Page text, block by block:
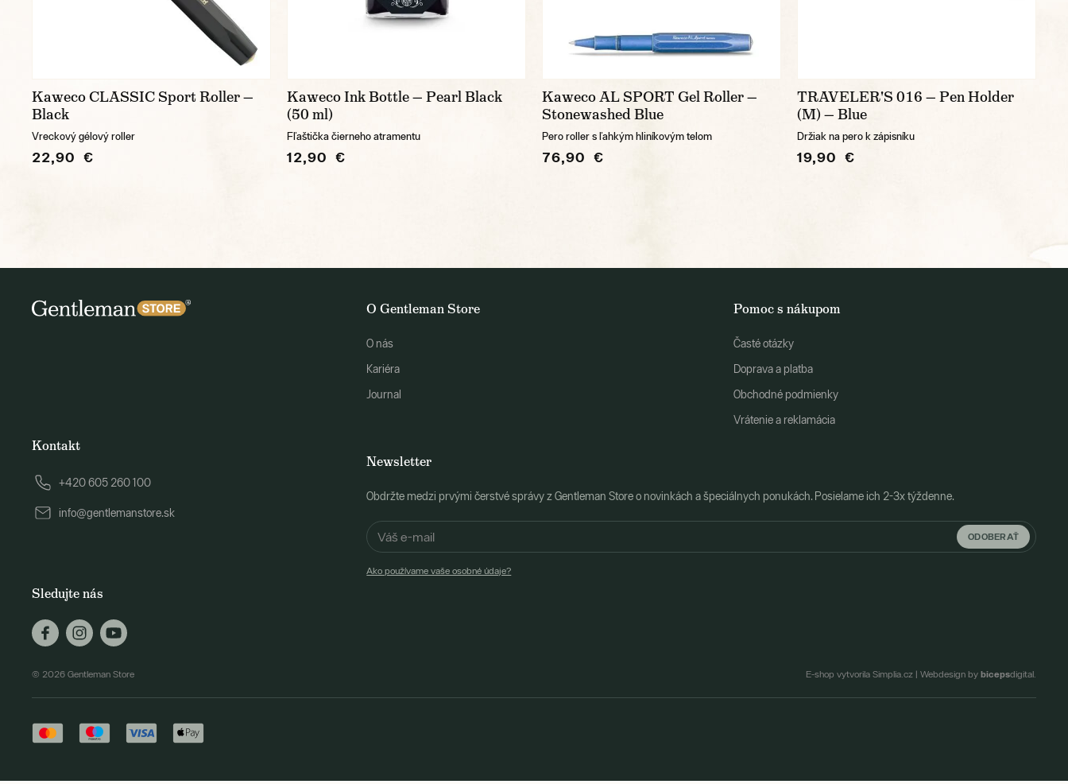
Kaweco CLASSIC Sport Roller —
Black
Vreckový gélový roller
22,90 €
Kaweco Ink Bottle — Pearl Black
(50 ml)
Fľaštička čierneho atramentu
12,90 €
Kaweco AL SPORT Gel Roller —
Stonewashed Blue
Pero roller s ľahkým hliníkovým telom
76,90 €
TRAVELER'S 016 — Pen Holder
(M) — Blue
Držiak na pero k zápisníku
19,90 €
O Gentleman Store
O nás
Kariéra
Journal
Pomoc s nákupom
Časté otázky
Doprava a platba
Obchodné podmienky
Vrátenie a reklamácia
Newsletter
Obdržte medzi prvými čerstvé správy z Gentleman Store o novinkách a špeciálnych ponukách. Posielame ich 2-3x týždenne.
ODOBERAŤ
Ako používame vaše osobné údaje?
Kontakt
+420 605 260 100
info@gentlemanstore.sk
Sledujte nás
© 2026 Gentleman Store E-shop vytvorila Simplia.cz | Webdesign by bicepsdigital.